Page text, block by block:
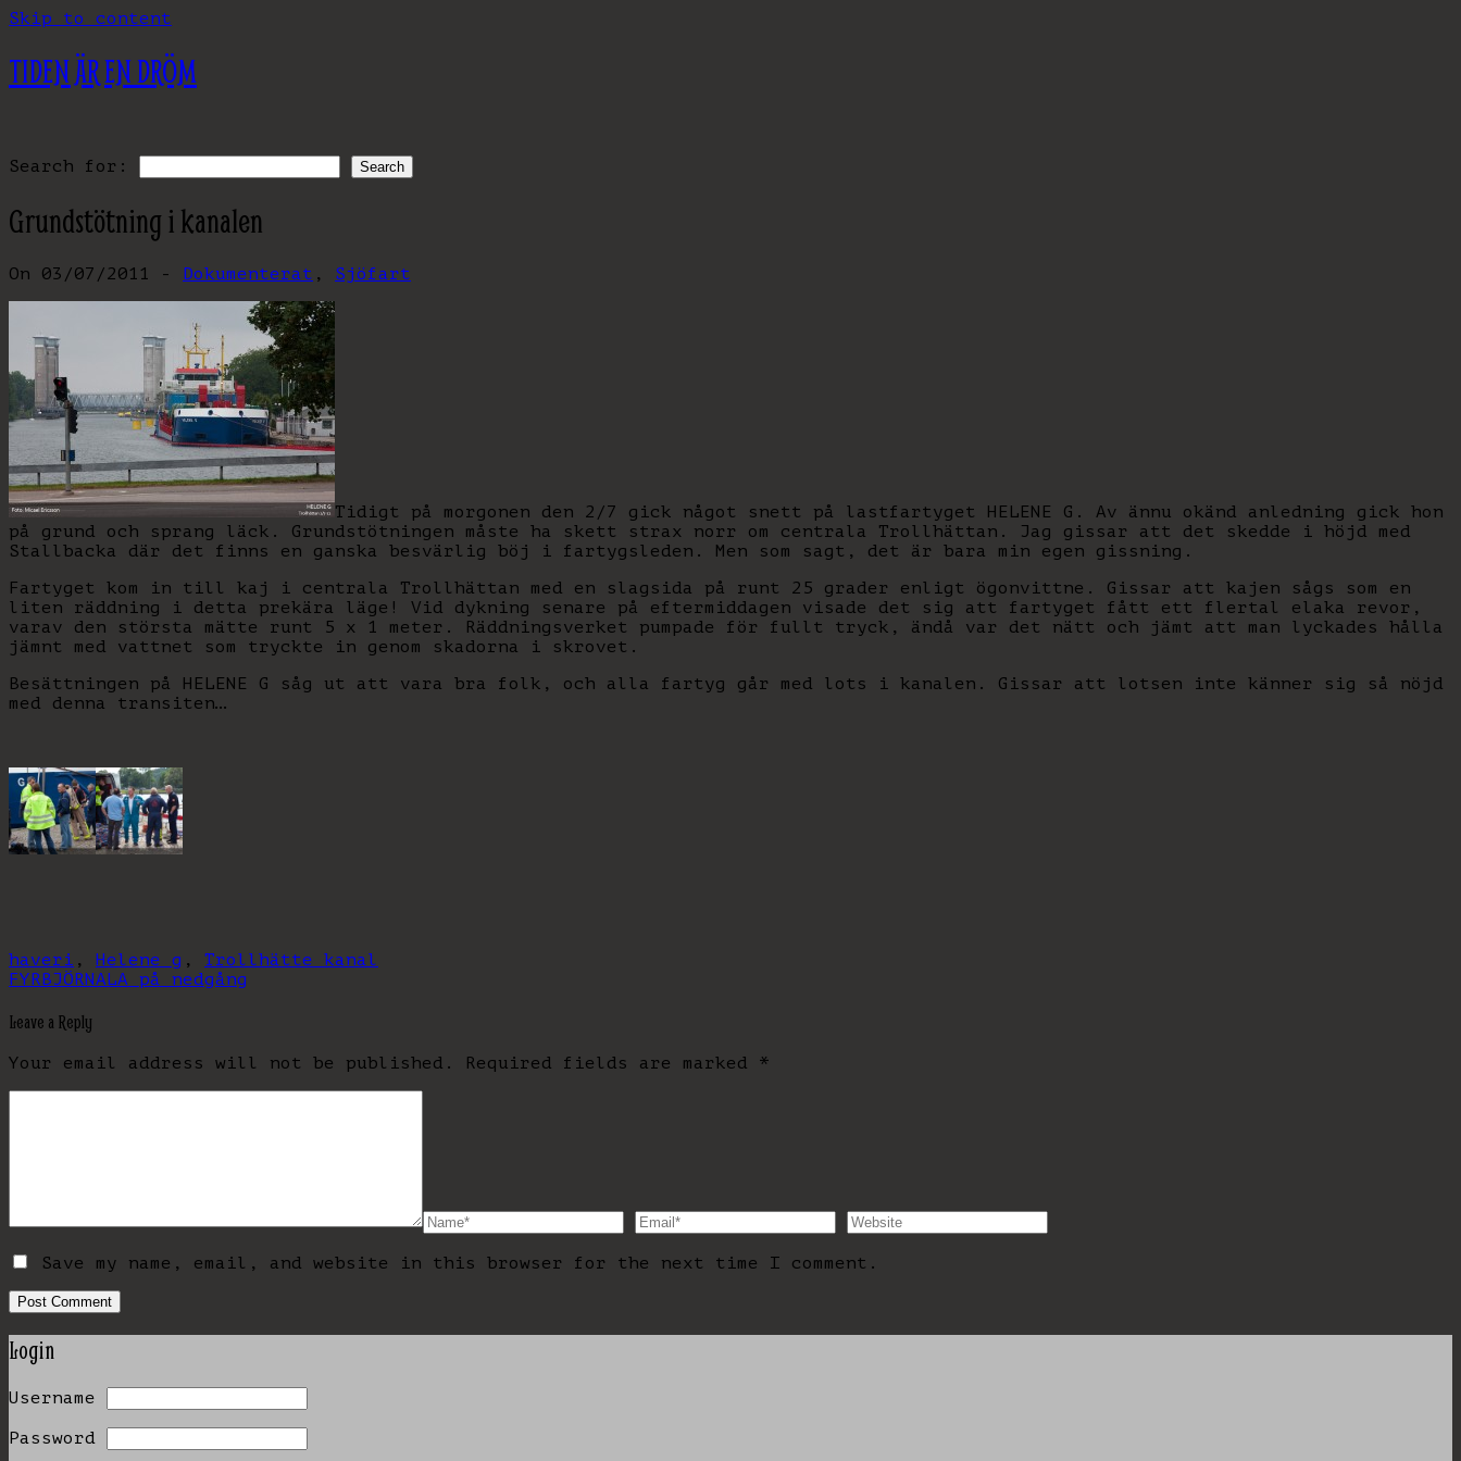
Skip to content
TIDEN ÄR EN DRÖM
Search for:
Grundstötning i kanalen
On 03/07/2011 - Dokumenterat , Sjöfart
Tidigt på morgonen den 2/7 gick något snett på lastfartyget HELENE G. Av ännu okänd anledning gick hon
på grund och sprang läck. Grundstötningen måste ha skett strax norr om centrala Trollhättan. Jag gissar att det skedde i höjd med
Stallbacka där det finns en ganska besvärlig böj i fartygsleden. Men som sagt, det är bara min egen gissning.
Fartyget kom in till kaj i centrala Trollhättan med en slagsida på runt 25 grader enligt ögonvittne. Gissar att kajen sågs som en
liten räddning i detta prekära läge! Vid dykning senare på eftermiddagen visade det sig att fartyget fått ett flertal elaka revor,
varav den största mätte runt 5 x 1 meter. Räddningsverket pumpade för fullt tryck, ändå var det nätt och jämt att man lyckades hålla
jämnt med vattnet som tryckte in genom skadorna i skrovet.
Besättningen på HELENE G såg ut att vara bra folk, och alla fartyg går med lots i kanalen. Gissar att lotsen inte känner sig så nöjd
med denna transiten…
haveri , Helene g , Trollhätte kanal
FYRBJÖRNALA på nedgång
Leave a Reply
Your email address will not be published. Required fields are marked *
Save my name, email, and website in this browser for the next time I comment.
Login
Username
Password